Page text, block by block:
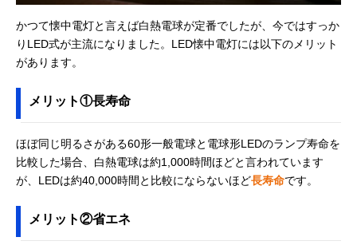
EP301
Amazonで見る
ヤザワ ミニLEDア
ルミフラッシュラ
軽くて衝撃に強い
アルミボディ
約幅22×奥行22×
高さ96mm
(IRIS OHYAMA)
LWK-16P
Amazonで見る
Philips (フィリッ
プス) ledライト
衝撃に強いアルミ
ニウム合金製
約幅60×奥行44×
高さ213mm
Amazonで見る
三菱電機
(MITSUBISHI
かつて懐中電灯と言えば白熱電球が定番でしたが、今ではすっか
りLED式が主流になりました。LED懐中電灯には以下のメリット
があります。
メリット①長寿命
ほぼ同じ明るさがある60形一般電球と電球形LEDのランプ寿命を
比較した場合、白熱電球は約1,000時間ほどと言われています
が、LEDは約40,000時間と比較にならないほど長寿命です。
メリット②省エネ